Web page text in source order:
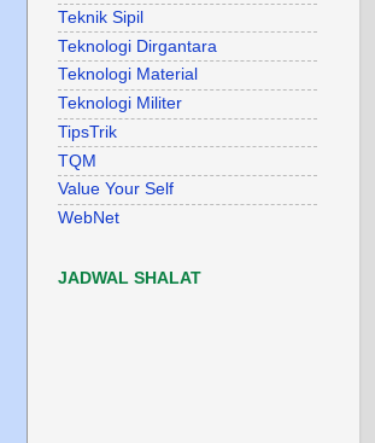
Teknik Sipil
Teknologi Dirgantara
Teknologi Material
Teknologi Militer
TipsTrik
TQM
Value Your Self
WebNet
JADWAL SHALAT